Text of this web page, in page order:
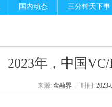
国内动态 三分钟天下事
2023年，中国
来源: 金融界 ┆ 时间: 2023-